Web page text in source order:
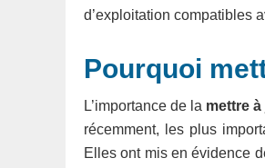
d’exploitation compatibles
Pourquoi
L’importance de la mettre à
récemment, les plus
Elles ont mis en évidence